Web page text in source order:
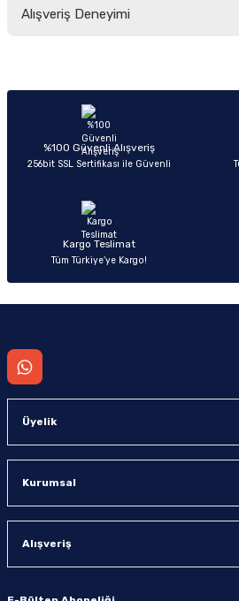
yetersiz gördüğünüz noktaları öneri
Ürün açıklamasında eksik bilgiler
Ürün bilgilerinde hatalar bulunuyor.
Ürün fiyatı diğer sitelerden daha pahalı.
Alışveriş Deneyimi
Sitemize ilk yorumu
%100 Güvenli Alışveriş
256bit SSL Sertifikası ile Güvenli
Kargo Teslimat
Tüm Türkiye’ye Kargo!
Üyelik
Kurumsal
Alışveriş